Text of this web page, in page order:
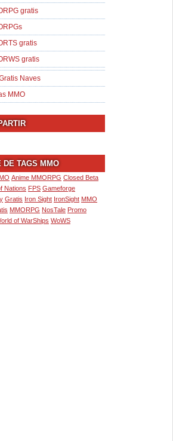
gratis
gratis
gratis
Naves
MMO
DE TAGS MMO
Anime MMORPG Closed Beta
Nations FPS Gameforge
Gratis Iron Sight IronSight MMO
MMORPG NosTale Promo
of WarShips WoWS